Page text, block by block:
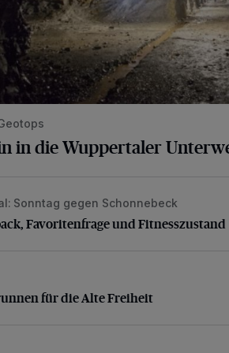
in die Wuppertaler
Favoritenfrage und
Sonntag gegen Schonnebeck
Favoritenfrage und Fitnesszustand
für die Alte Freiheit
für die Alte Freiheit